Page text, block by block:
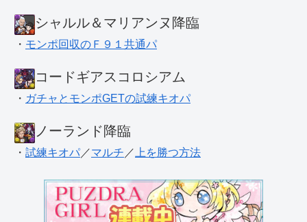
シャルル＆マリアンヌ降臨
・ モンポ回収のＦ９１共通パ
コードギアスコロシアム
・ ガチャとモンポGETの試練キオパ
ノーランド降臨
・ 試練キオパ ／マルチ ／ 上を勝つ方法